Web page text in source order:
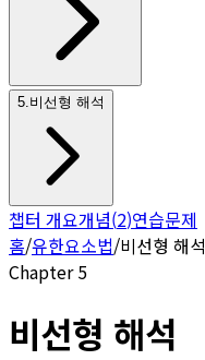
5 비선형 해석
챕터 개요개념(2)연습문제
홈/유한요소법/비선형 해석
Chapter5
비선형 해석